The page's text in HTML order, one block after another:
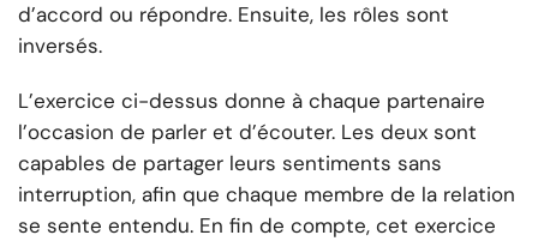
d’accord ou répondre. Ensuite, les rôles sont
inversés.
L’exercice ci-dessus donne à chaque partenaire
l’occasion de parler et d’écouter. Les deux sont
capables de partager leurs sentiments sans
interruption, afin que chaque membre de la relation
se sente entendu. En fin de compte, cet exercice